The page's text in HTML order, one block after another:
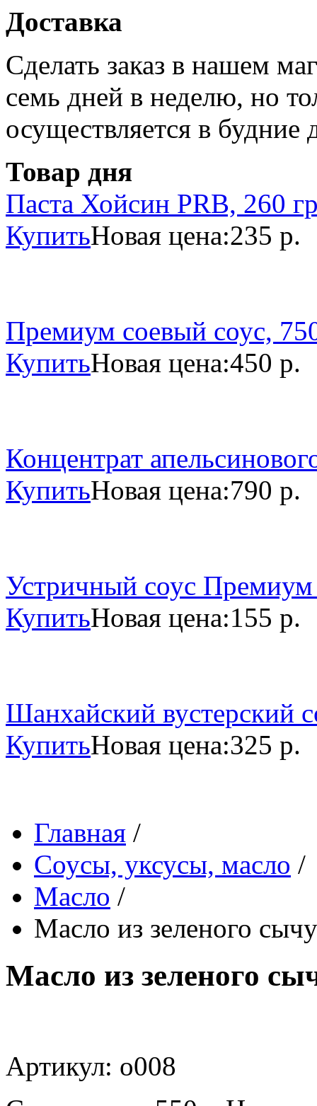
Доставка
Сделать заказ в нашем
семь дней в неделю, но
осуществляется в будние
Товар дня
Паста Хойсин PRB, 260
КупитьНовая цена:235 р.
Премиум соевый соус,
КупитьНовая цена:450 р.
Концентрат
КупитьНовая цена:790 р.
Устричный соус
КупитьНовая цена:155 р.
Шанхайский вустерский
КупитьНовая цена:325 р.
Главная /
Соусы, уксусы, масло /
Масло /
Масло из зеленого
Масло из зеленого
Артикул: o008